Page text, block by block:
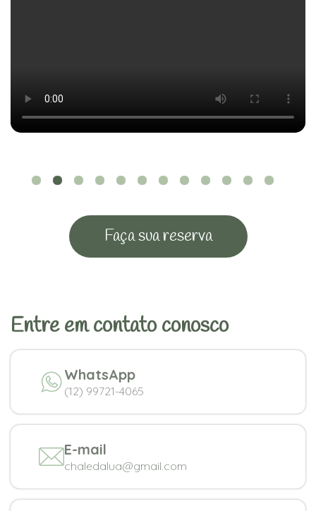
Faça sua reserva
Entre em contato conosco
WhatsApp
(12) 99721-4065
E-mail
chaledalua@gmail.com